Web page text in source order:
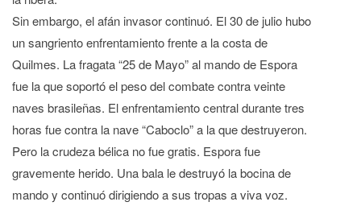
Sin embargo, el afán invasor continuó. El 30 de julio hubo
un sangriento enfrentamiento frente a la costa de
Quilmes. La fragata “25 de Mayo” al mando de Espora
fue la que soportó el peso del combate contra veinte
naves brasileñas. El enfrentamiento central durante tres
horas fue contra la nave “Caboclo” a la que destruyeron.
Pero la crudeza bélica no fue gratis. Espora fue
gravemente herido. Una bala le destruyó la bocina de
mando y continuó dirigiendo a sus tropas a viva voz.